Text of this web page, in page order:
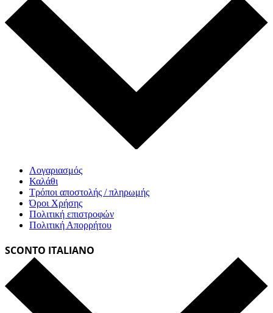
Λογαριασμός
Καλάθι
Τρόποι αποστολής / πληρωμής
Όροι Χρήσης
Πολιτική επιστροφών
Πολιτική Απορρήτου
SCONTO ITALIANO